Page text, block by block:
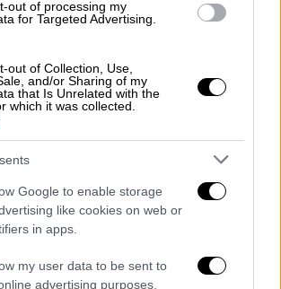
out of processing my
for Targeted Advertising.
out of Collection, Use,
and/or Sharing of my
that Is Unrelated with the
which it was collected.
Google to enable storage
like cookies on web or
in apps.
my user data to be sent to
advertising purposes.
Ντόναλντ Τραμπ, δήλωσε
αποκλείει κάθε
Ιράν.
του πυρός. Ξέρετε,
του πυρός όταν
τον αντίπαλο»,
στους δημοσιογράφους
από τον Λευκό Οίκο για τη
αν το Ισραήλ θα ήταν έτοιμο
στον πόλεμο αφού οι ΗΠΑ